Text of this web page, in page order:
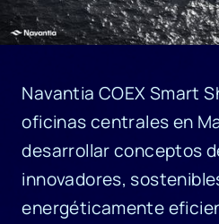
Navantia COEX Smart
oficinas centrales en
desarrollar conceptos
innovadores,
energéticamente